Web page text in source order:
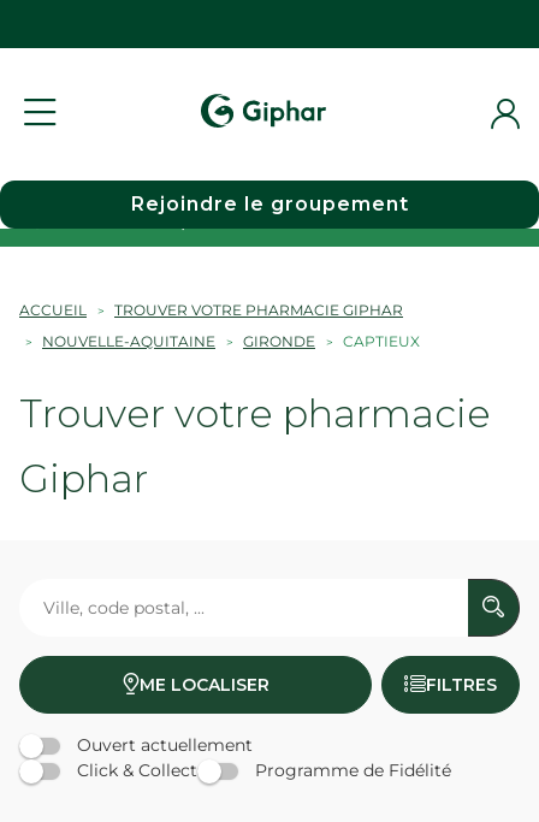
Choisir une pharmacie
Rejoindre le groupement
ACCUEIL
TROUVER VOTRE PHARMACIE GIPHAR
NOUVELLE-AQUITAINE
GIRONDE CAPTIEUX
Trouver votre pharmacie
Giphar
ME LOCALISER FILTRES
Ouvert actuellement
Click & Collect
Programme de Fidélité